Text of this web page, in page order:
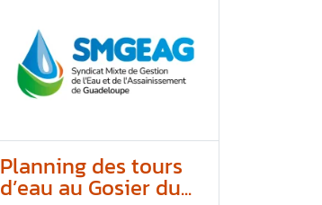
Planning des tours
d’eau au Gosier du...